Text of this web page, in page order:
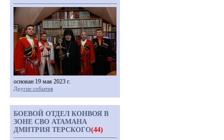
основан 19 мая 2023 г.
Другие события
БОЕВОЙ ОТДЕЛ КОНВОЯ В
ЗОНЕ СВО АТАМАНА
ДМИТРИЯ ТЕРСКОГО(44)